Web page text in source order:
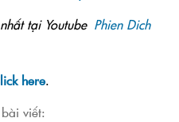
tại Youtube Phien Dich
here.
viết: